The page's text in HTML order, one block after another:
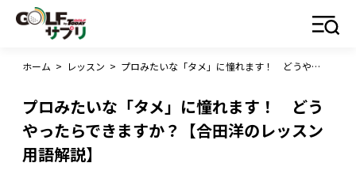
ホーム > レッスン > プロみたいな「タメ」に憧れます！ どうやったらできますか？【合田洋のレッスン用語解説】
プロみたいな「タメ」に憧れます！ どう
やったらできますか？【合田洋のレッスン
用語解説】